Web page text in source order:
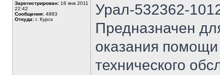
Зарегистрирован: 18 янв 2011
22:42
Сообщения: 4883
Откуда: г. Курск
Урал-532362-
Предназначен
оказания
технического